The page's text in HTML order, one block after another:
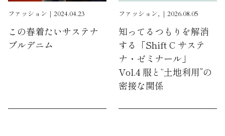
ファッション｜2024.04.23
この春着たいサステナ
ブルデニム
ファッション, ｜2026.08.05
知ってるつもりを解消
する「Shift C サステ
ナ・ゼミナール」
Vol.4 服と“土地利用”の
密接な関係